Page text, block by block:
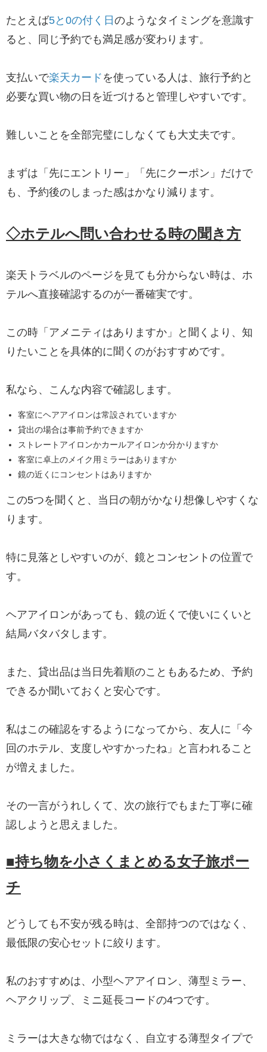
たとえば5と0の付く日 のようなタイミングを意識す
ると、同じ予約でも満足感が変わります。
支払いで楽天カード を使っている人は、旅行予約と
必要な買い物の日を近づけると管理しやすいです。
難しいことを全部完璧にしなくても大丈夫です。
まずは「先にエントリー」「先にクーポン」だけで
も、予約後のしまった感はかなり減ります。
◇ホテルへ問い合わせる時の聞き方
楽天トラベルのページを見ても分からない時は、ホ
テルへ直接確認するのが一番確実です。
この時「アメニティはありますか」と聞くより、知
りたいことを具体的に聞くのがおすすめです。
私なら、こんな内容で確認します。
客室にヘアアイロンは常設されていますか
貸出の場合は事前予約できますか
ストレートアイロンかカールアイロンか分かりますか
客室に卓上のメイク用ミラーはありますか
鏡の近くにコンセントはありますか
この5つを聞くと、当日の朝がかなり想像しやすくな
ります。
特に見落としやすいのが、鏡とコンセントの位置で
す。
ヘアアイロンがあっても、鏡の近くで使いにくいと
結局バタバタします。
また、貸出品は当日先着順のこともあるため、予約
できるか聞いておくと安心です。
私はこの確認をするようになってから、友人に「今
回のホテル、支度しやすかったね」と言われること
が増えました。
その一言がうれしくて、次の旅行でもまた丁寧に確
認しようと思えました。
■持ち物を小さくまとめる女子旅ポー
チ
どうしても不安が残る時は、全部持つのではなく、
最低限の安心セットに絞ります。
私のおすすめは、小型ヘアアイロン、薄型ミラー、
ヘアクリップ、ミニ延長コードの4つです。
ミラーは大きな物ではなく、自立する薄型タイプで